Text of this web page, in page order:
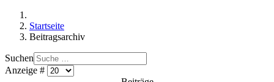
Startseite
Beitragsarchiv
Suchen
Anzeige #